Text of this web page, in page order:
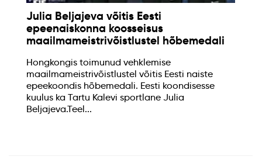
Julia Beljajeva võitis Eesti
epeenaiskonna koosseisus
maailmameistrivõistlustel hõbemedali
Hongkongis toimunud vehklemise
maailmameistrivõistlustel võitis Eesti naiste
epeekoondis hõbemedali. Eesti koondisesse
kuulus ka Tartu Kalevi sportlane Julia
Beljajeva.Teel...